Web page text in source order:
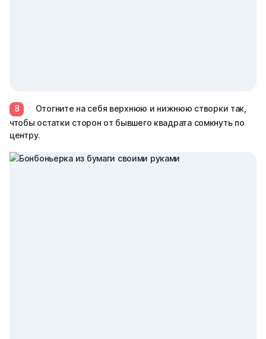
8
Отогните на себя верхнюю и нижнюю створки так,
чтобы остатки сторон от бывшего квадрата сомкнуть по
центру.